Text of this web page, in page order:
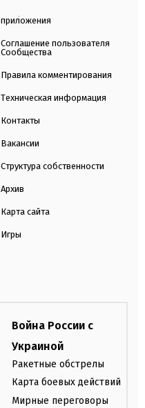
приложения
Соглашение пользователя
Сообщества
Правила комментирования
Техническая информация
Контакты
Вакансии
Структура собственности
Архив
Карта сайта
Игры
Война России с
Украиной
Ракетные обстрелы
Карта боевых действий
Мирные переговоры